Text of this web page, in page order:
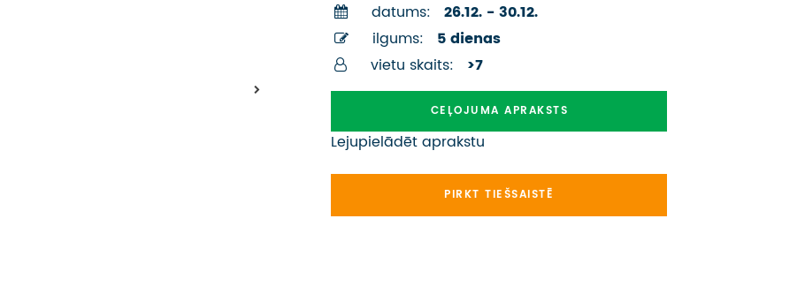
VĪZU ANKETAS
datums:
26.12. - 30.12.
ilgums:
5 dienas
vietu skaits:
>7
CEĻOJUMA APRAKSTS
Lejupielādēt aprakstu
PIRKT TIEŠSAISTĒ